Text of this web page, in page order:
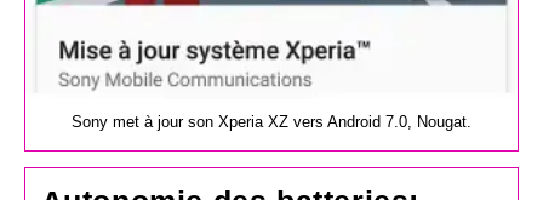
Sony met à jour son Xperia XZ vers Android 7.0, Nougat.